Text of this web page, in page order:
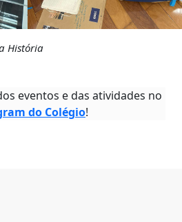
História
eventos e das atividades no
do Colégio!